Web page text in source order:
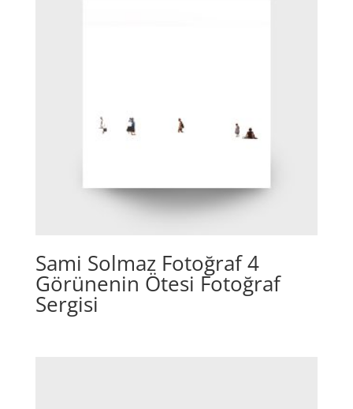
Sami Solmaz Fotoğraf 4
Görünenin Ötesi Fotoğraf
Sergisi